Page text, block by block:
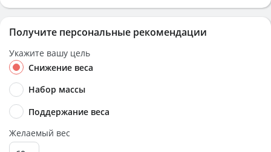
Получите персональные рекомендации
Укажите вашу цель
Снижение веса
Набор массы
Поддержание веса
Желаемый вес